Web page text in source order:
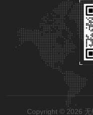
Copyright © 2026 无